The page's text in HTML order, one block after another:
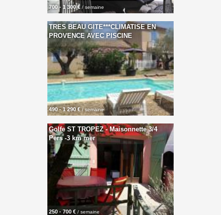
700 - 1 300 € / semaine
TRES BEAU GITE***CLIMATISE EN
PROVENCE AVEC PISCINE
490 - 1 290 €/ semaine
Golfe ST TROPEZ - Maisonnette 3/4
Pers -3 km mer
250 - 700 € / semaine